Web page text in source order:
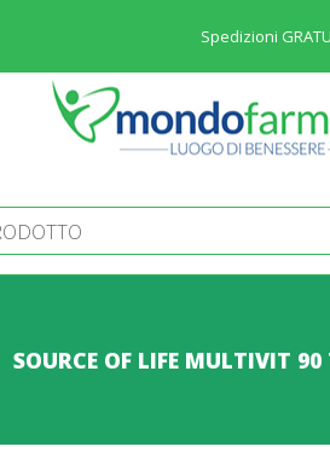
Spedizioni
SOURCE OF LIFE MULTIVIT 90